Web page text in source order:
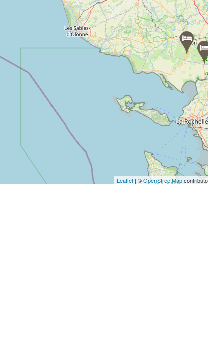
Leaflet | ©OpenStreetMap